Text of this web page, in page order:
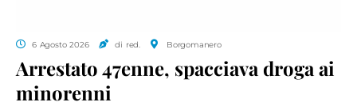
6 Agosto 2026 di red. Borgomanero
Arrestato 47enne, spacciava droga ai
minorenni